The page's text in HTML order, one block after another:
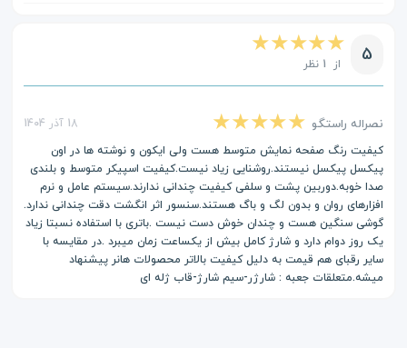
5 از 1 نظر
نصراله راستگو
18 آذر 1404
کیفیت رنگ صفحه نمایش متوسط هست ولی ایکون و نوشته ها در اون
پیکسل پیکسل نیستند.روشنایی زیاد نیست.کیفیت اسپیکر متوسط و بلندی
صدا خوبه.دوربین پشت و سلفی کیفیت چندانی ندارند.سیستم عامل و نرم
افزارهای روان و بدون لگ و باگ هستند.سنسور اثر انگشت دقت چندانی ندارد.
گوشی سنگین هست و چندان خوش دست نیست .باتری با استفاده نسبتا زیاد
یک روز دوام دارد و شارژ کامل بیش از یکساعت زمان میبرد .در مقایسه با
سایر رقبای هم قیمت به دلیل کیفیت بالاتر محصولات هانر پیشنهاد
میشه.متعلقات جعبه : شارژر-سیم شارژ-قاب ژله ای